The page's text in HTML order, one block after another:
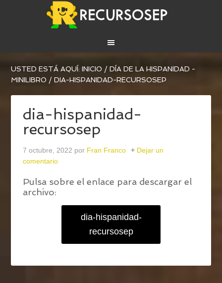
USTED ESTÁ AQUÍ:INICIO / DÍA DE LA HISPANIDAD -
MINILIBRO / DIA-HISPANIDAD-RECURSOSEP
dia-hispanidad-
recursosep
7 octubre, 2022 por Fran Franco
Dejar un
comentario
Pulsa sobre el enlace para descargar el
archivo:
dia-hispanidad-
recursosep